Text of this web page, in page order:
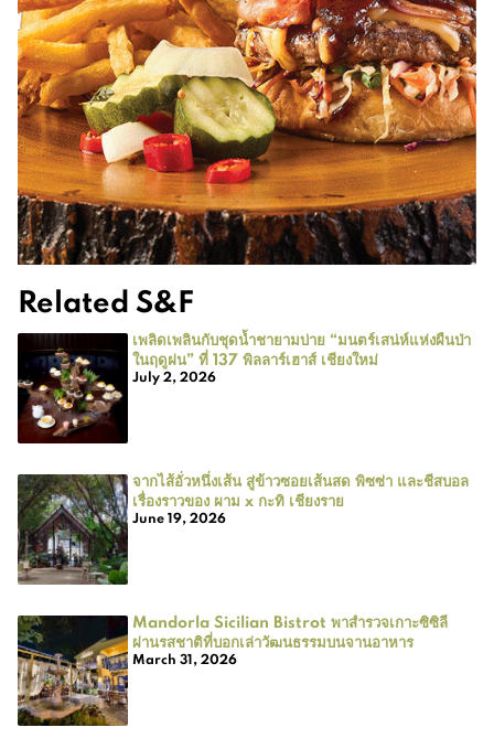
Related S&F
เพลิดเพลินกับชุดน้ำชายามบ่าย “มนตร์เสน่ห์แห่งผืนป่า
ในฤดูฝน” ที่ 137 พิลลาร์เฮาส์ เชียงใหม่
July 2, 2026
จากไส้อั่วหนึ่งเส้น สู่ข้าวซอยเส้นสด พิซซ่า และชีสบอล
เรื่องราวของ ผาม x กะทิ เชียงราย
June 19, 2026
Mandorla Sicilian Bistrot พาสำรวจเกาะซิซิลี
ผ่านรสชาติที่บอกเล่าวัฒนธรรมบนจานอาหาร
March 31, 2026